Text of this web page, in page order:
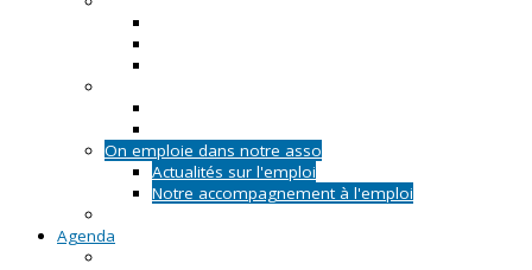
On emploie dans notre asso
Actualités sur l'emploi
Notre accompagnement à l'emploi
Agenda